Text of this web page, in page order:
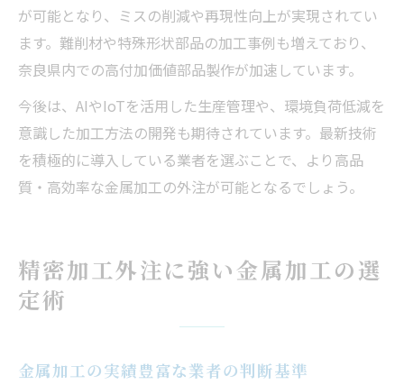
が可能となり、ミスの削減や再現性向上が実現されてい
ます。難削材や特殊形状部品の加工事例も増えており、
奈良県内での高付加価値部品製作が加速しています。
今後は、AIやIoTを活用した生産管理や、環境負荷低減を
意識した加工方法の開発も期待されています。最新技術
を積極的に導入している業者を選ぶことで、より高品
質・高効率な金属加工の外注が可能となるでしょう。
精密加工外注に強い金属加工の選
定術
金属加工の実績豊富な業者の判断基準